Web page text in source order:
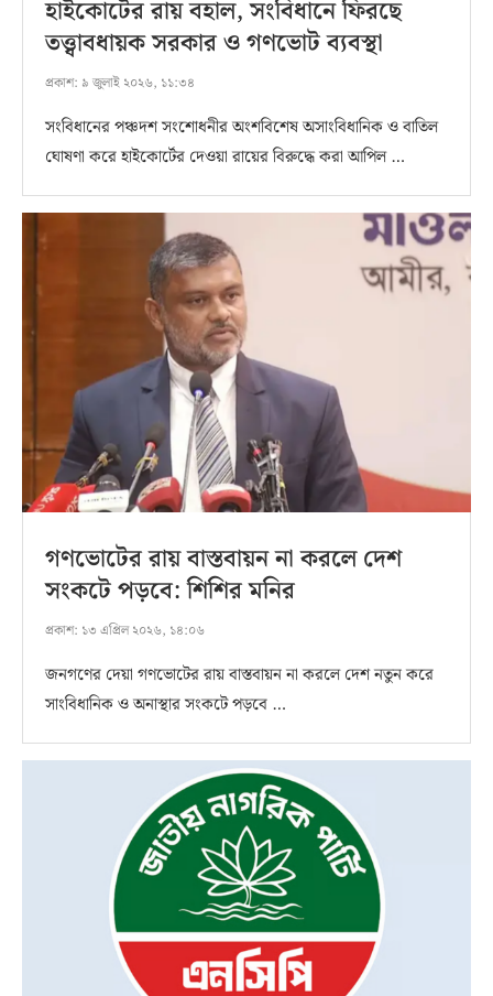
হাইকোর্টের রায় বহাল, সংবিধানে ফিরছে
তত্ত্বাবধায়ক সরকার ও গণভোট ব্যবস্থা
প্রকাশ: ৯ জুলাই ২০২৬, ১১:৩৪
সংবিধানের পঞ্চদশ সংশোধনীর অংশবিশেষ অসাংবিধানিক ও বাতিল
ঘোষণা করে হাইকোর্টের দেওয়া রায়ের বিরুদ্ধে করা আপিল …
গণভোটের রায় বাস্তবায়ন না করলে দেশ
সংকটে পড়বে: শিশির মনির
প্রকাশ: ১৩ এপ্রিল ২০২৬, ১৪:০৬
জনগণের দেয়া গণভোটের রায় বাস্তবায়ন না করলে দেশ নতুন করে
সাংবিধানিক ও অনাস্থার সংকটে পড়বে …